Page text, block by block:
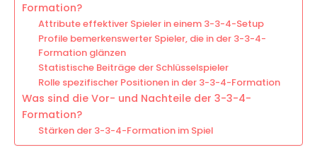
Formation?
Attribute effektiver Spieler in einem 3-3-4-Setup
Profile bemerkenswerter Spieler, die in der 3-3-4-
Formation glänzen
Statistische Beiträge der Schlüsselspieler
Rolle spezifischer Positionen in der 3-3-4-Formation
Was sind die Vor- und Nachteile der 3-3-4-
Formation?
Stärken der 3-3-4-Formation im Spiel